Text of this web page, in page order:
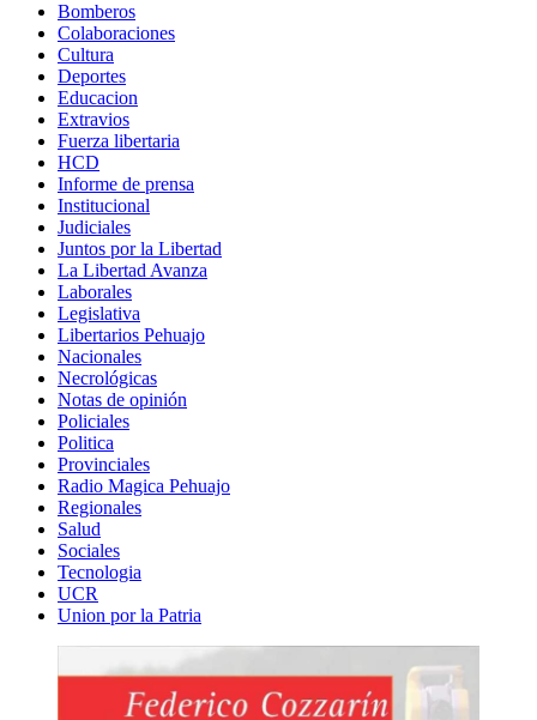
Bomberos
Colaboraciones
Cultura
Deportes
Educacion
Extravios
Fuerza libertaria
HCD
Informe de prensa
Institucional
Judiciales
Juntos por la Libertad
La Libertad Avanza
Laborales
Legislativa
Libertarios Pehuajo
Nacionales
Necrológicas
Notas de opinión
Policiales
Politica
Provinciales
Radio Magica Pehuajo
Regionales
Salud
Sociales
Tecnologia
UCR
Union por la Patria